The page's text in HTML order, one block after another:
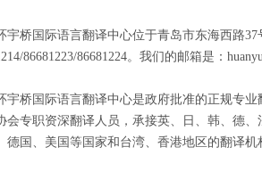
宇桥国际语言翻译中心位于青岛市东海西路
86681223/86681224。我们的邮箱是：
宇桥国际语言翻译中心是政府批准的正规专
会专职资深翻译人员，承接英、日、韩、德
德国、美国等国家和台湾、香港地区的翻译